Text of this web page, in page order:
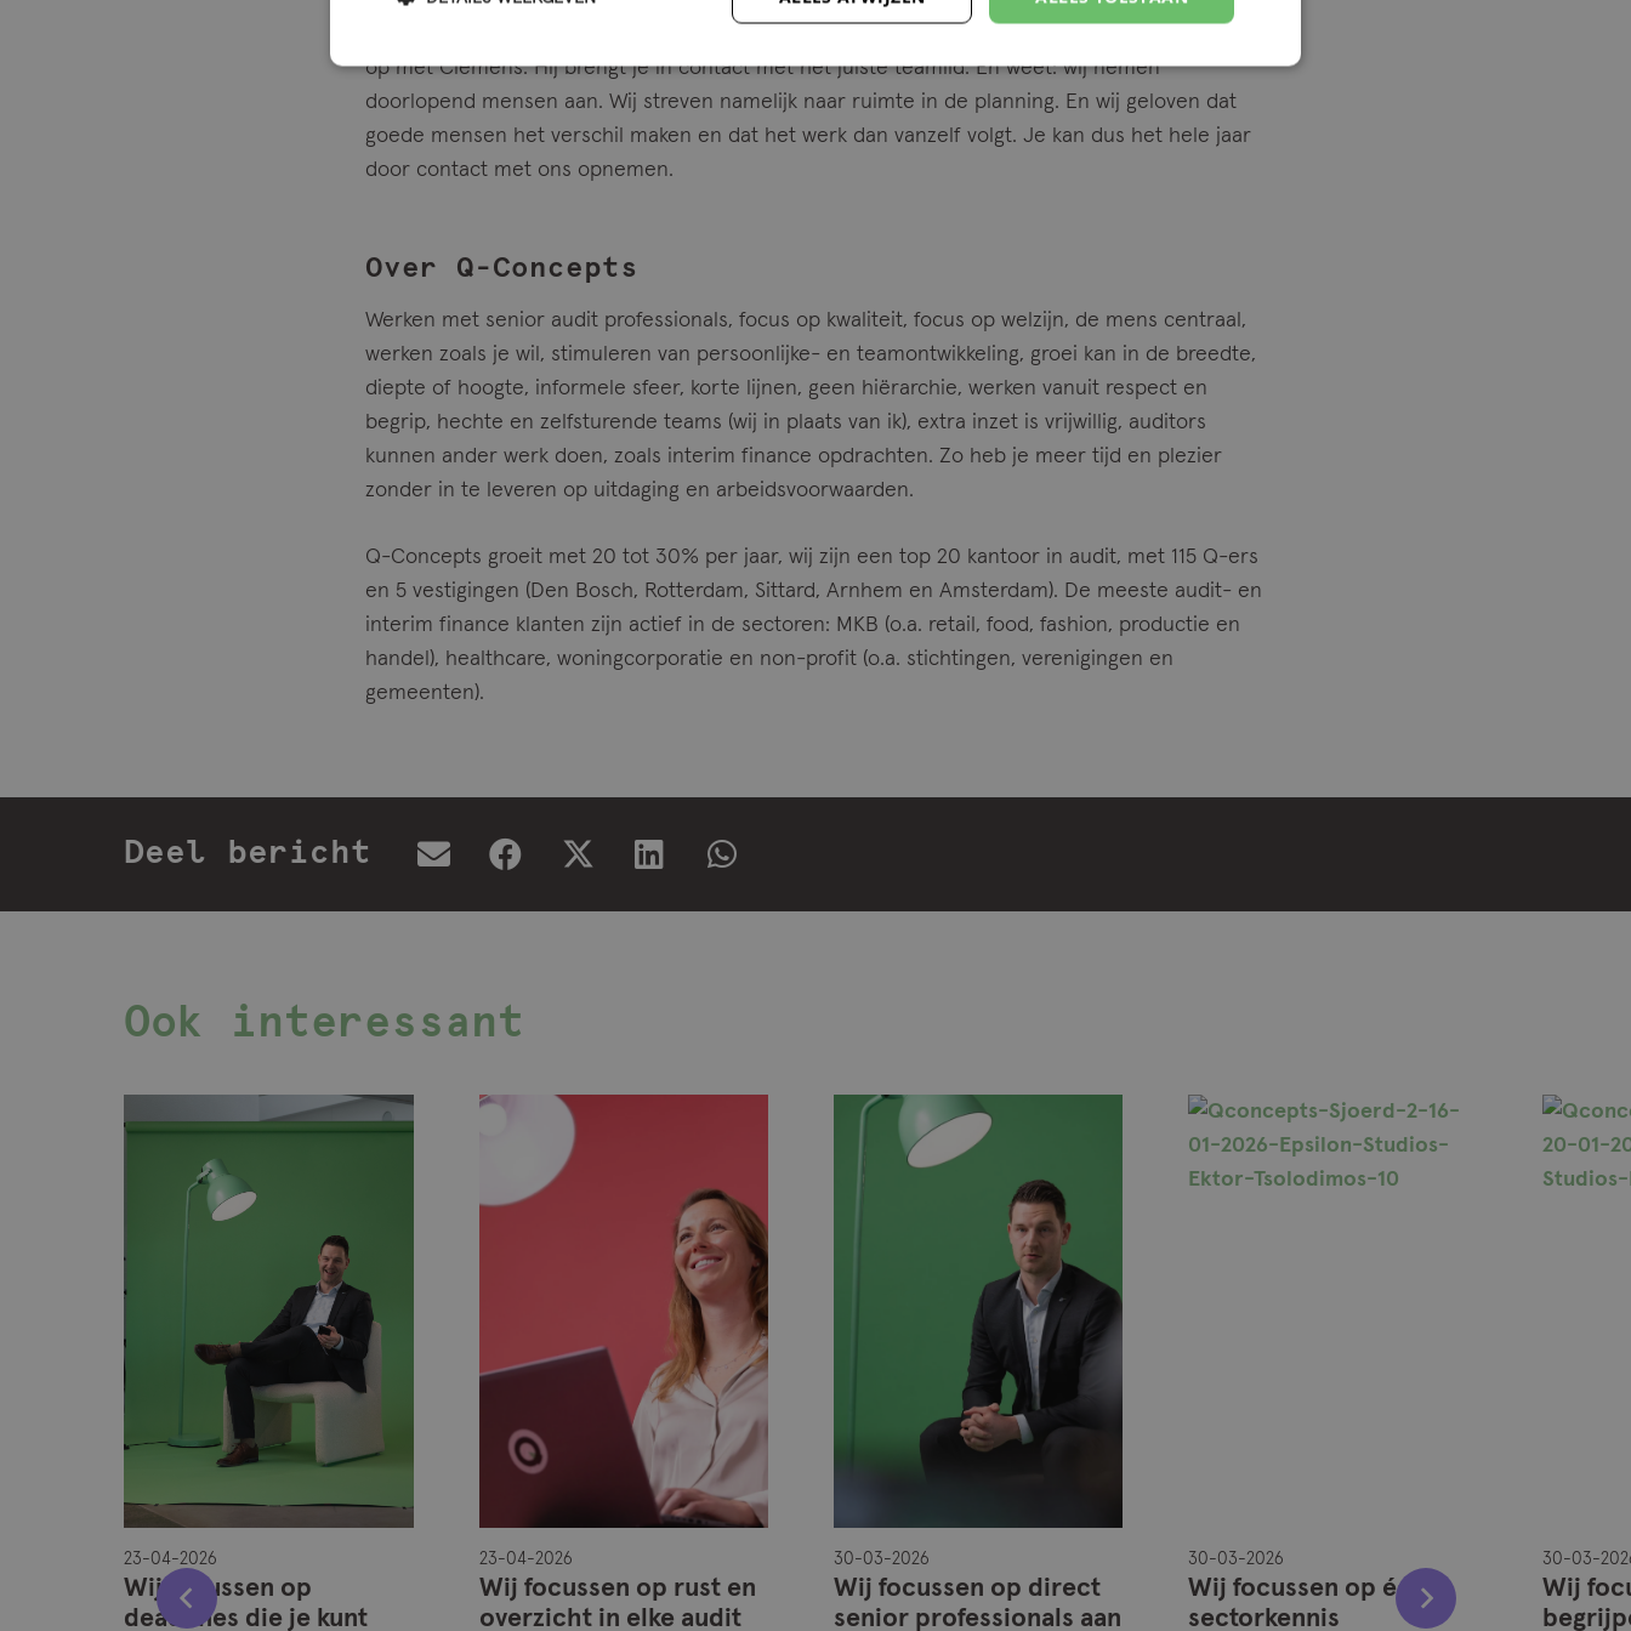
op met Clemens. Hij brengt je in contact met het juiste teamlid. En weet: wij nemen
doorlopend mensen aan. Wij streven namelijk naar ruimte in de planning. En wij geloven dat
goede mensen het verschil maken en dat het werk dan vanzelf volgt. Je kan dus het hele jaar
door contact met ons opnemen.
Over Q-Concepts
Werken met senior audit professionals, focus op kwaliteit, focus op welzijn, de mens centraal,
werken zoals je wil, stimuleren van persoonlijke- en teamontwikkeling, groei kan in de breedte,
diepte of hoogte, informele sfeer, korte lijnen, geen hiërarchie, werken vanuit respect en
begrip, hechte en zelfsturende teams (wij in plaats van ik), extra inzet is vrijwillig, auditors
kunnen ander werk doen, zoals interim finance opdrachten. Zo heb je meer tijd en plezier
zonder in te leveren op uitdaging en arbeidsvoorwaarden.
Q-Concepts groeit met 20 tot 30% per jaar, wij zijn een top 20 kantoor in audit, met 115 Q-ers
en 5 vestigingen (Den Bosch, Rotterdam, Sittard, Arnhem en Amsterdam). De meeste audit- en
interim finance klanten zijn actief in de sectoren: MKB (o.a. retail, food, fashion, productie en
handel), healthcare, woningcorporatie en non-profit (o.a. stichtingen, verenigingen en
gemeenten).
Deel bericht
Ook interessant
23-04-2026
Wij focussen op
deadlines die je kunt
23-04-2026
Wij focussen op rust en
overzicht in elke audit
30-03-2026
Wij focussen op direct
senior professionals aan
30-03-2026
Wij focussen op échte
sectorkennis
30-03-
Wij